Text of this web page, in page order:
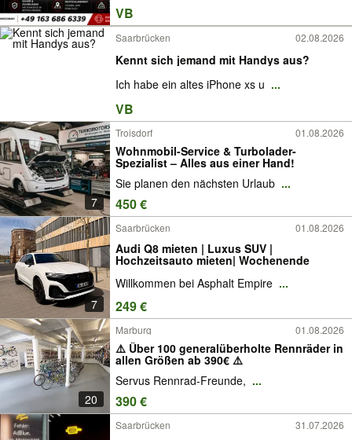
VB
Saarbrücken 02.08.2026
Kennt sich jemand mit Handys aus?
Ich habe ein altes iPhone xs u ...
VB
7
Troisdorf 01.08.2026
Wohnmobil-Service & Turbolader-
Spezialist – Alles aus einer Hand!
Sie planen den nächsten Urlaub ...
450 €
7
Saarbrücken 01.08.2026
Audi Q8 mieten | Luxus SUV |
Hochzeitsauto mieten| Wochenende
Willkommen bei Asphalt Empire ...
249 €
20
Marburg 01.08.2026
⚠️ Über 100 generalüberholte Rennräder in
allen Größen ab 390€ ⚠️
Servus Rennrad-Freunde, ...
390 €
Saarbrücken 31.07.2026